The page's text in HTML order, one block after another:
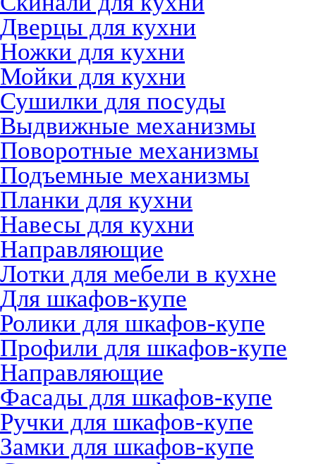
Дверцы для кухни
Ножки для кухни
Мойки для кухни
Сушилки для посуды
Выдвижные механизмы
Поворотные механизмы
Подъемные механизмы
Планки для кухни
Навесы для кухни
Направляющие
Лотки для мебели в кухне
Для шкафов-купе
Ролики для шкафов-купе
Профили для шкафов-купе
Направляющие
Фасады для шкафов-купе
Ручки для шкафов-купе
Замки для шкафов-купе